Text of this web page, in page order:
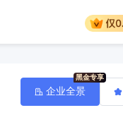
企业全景